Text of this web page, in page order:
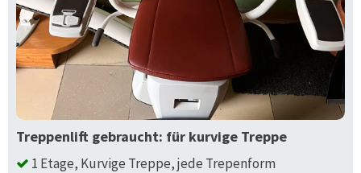
Treppenlift gebraucht: für kurvige Treppe
1 Etage, Kurvige Treppe, jede Trepenform